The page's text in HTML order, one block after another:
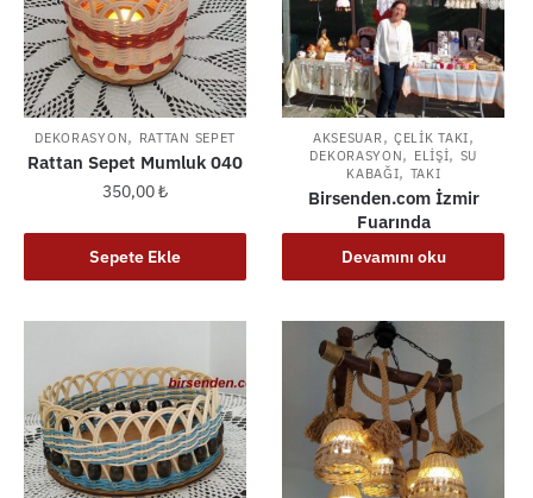
DEKORASYON, RATTAN SEPET
Rattan Sepet Mumluk 040
350,00₺
Sepete Ekle
AKSESUAR, ÇELIK TAKI,
DEKORASYON, ELIŞI, SU
KABAĞI, TAKI
Birsenden.com İzmir
Fuarında
Devamını oku